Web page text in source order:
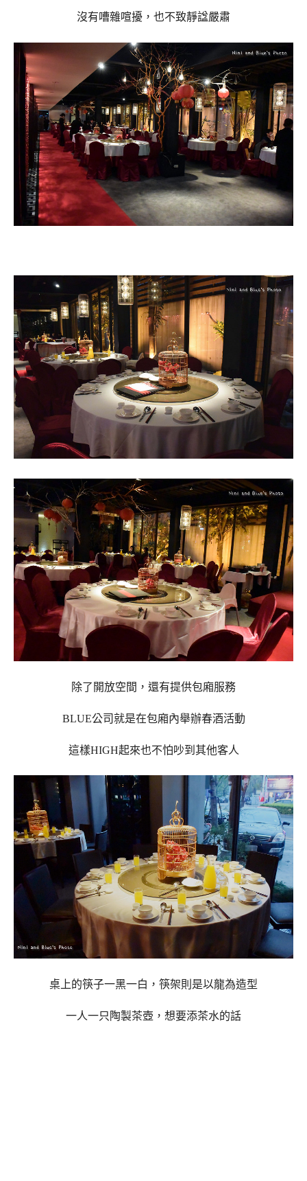
沒有嘈雜喧擾，也不致靜諡嚴肅
除了開放空間，還有提供包廂服務
BLUE公司就是在包廂內舉辦春酒活動
這樣HIGH起來也不怕吵到其他客人
桌上的筷子一黑一白，筷架則是以龍為造型
一人一只陶製茶壺，想要添茶水的話